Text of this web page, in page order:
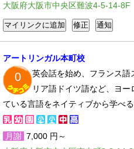
大阪府大阪市中央区難波4-5-14-8F
アートリンガル本町校
0
英会話を始め、フランス語
リア語ドイツ語など、ヨー
ている言語をネイティブから学べ
月謝 7,000 円～